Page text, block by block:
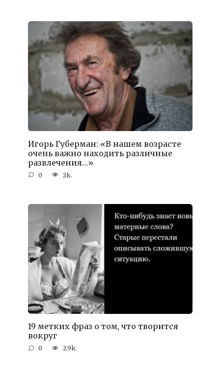
Игорь Губерман: «В нашем возрасте
очень важно находить различные
развлечения…»
0 2k.
19 метких фраз о том, что творится
вокруг
0 2.9k.